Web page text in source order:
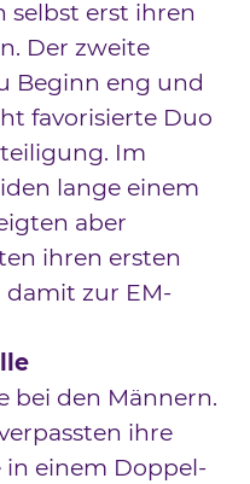
erst ihren
Der zweite
Beginn eng und
favorisierte Duo
Im
lange einem
aber
ihren ersten
damit zur EM-
bei den Männern.
ihre
einem Doppel-